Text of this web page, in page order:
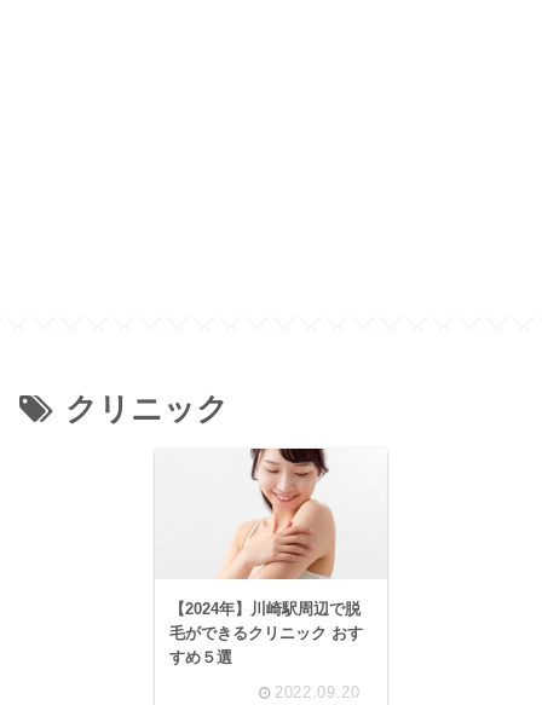
クリニック
【2024年】川崎駅周辺で脱
毛ができるクリニック おす
すめ５選
2022.09.20